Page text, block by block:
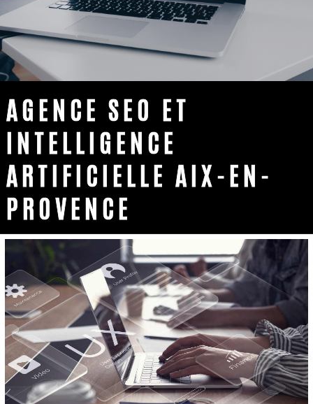
AGENCE SEO ET
INTELLIGENCE
ARTIFICIELLE AIX-EN-
PROVENCE